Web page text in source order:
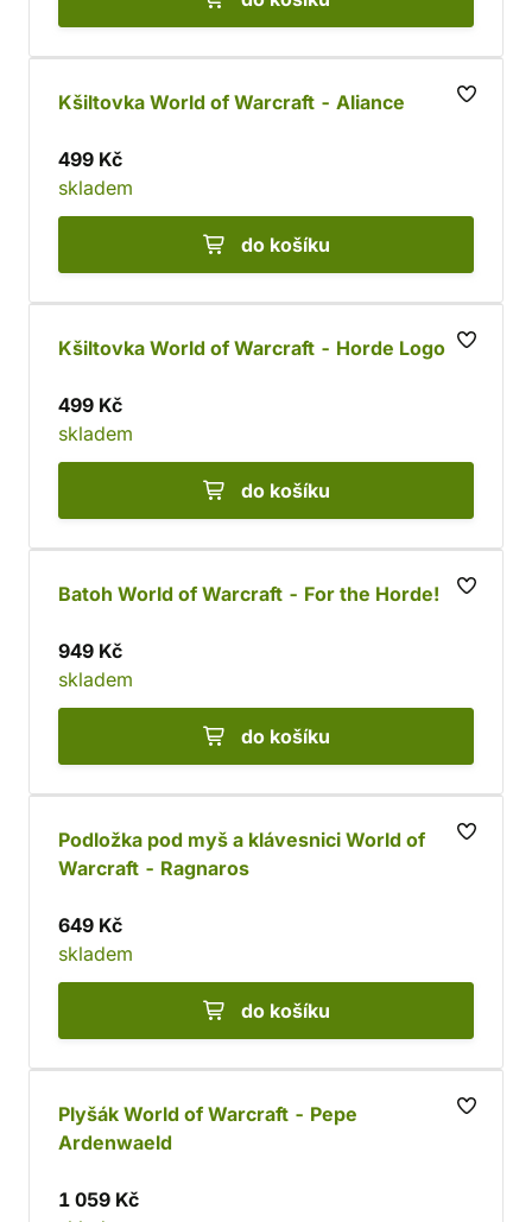
Kšiltovka World of Warcraft - Aliance
499 Kč
skladem
do košíku
Kšiltovka World of Warcraft - Horde Logo
499 Kč
skladem
do košíku
Batoh World of Warcraft - For the Horde!
949 Kč
skladem
do košíku
Podložka pod myš a klávesnici World of
Warcraft - Ragnaros
649 Kč
skladem
do košíku
Plyšák World of Warcraft - Pepe
Ardenwaeld
1 059 Kč